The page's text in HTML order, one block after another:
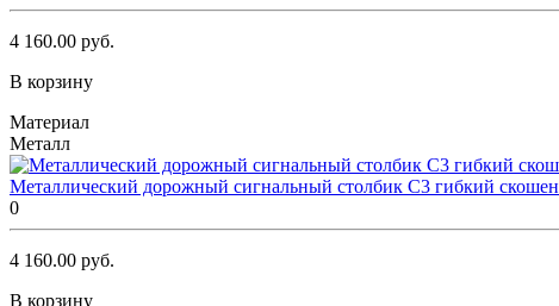
4 160.00 руб.
В корзину
Материал
Металл
Металлический дорожный сигнальный столбик С3 гибкий
0
4 160.00 руб.
В корзину